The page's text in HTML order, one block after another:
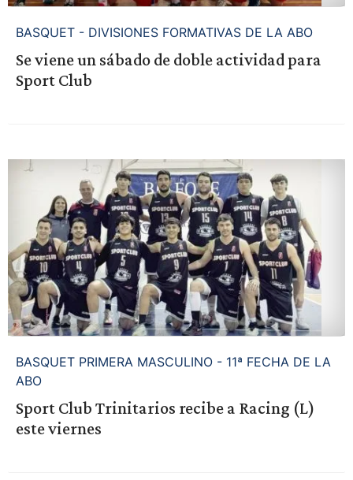
BASQUET - DIVISIONES FORMATIVAS DE LA ABO
Se viene un sábado de doble actividad para
Sport Club
BASQUET PRIMERA MASCULINO - 11ª FECHA DE LA
ABO
Sport Club Trinitarios recibe a Racing (L)
este viernes